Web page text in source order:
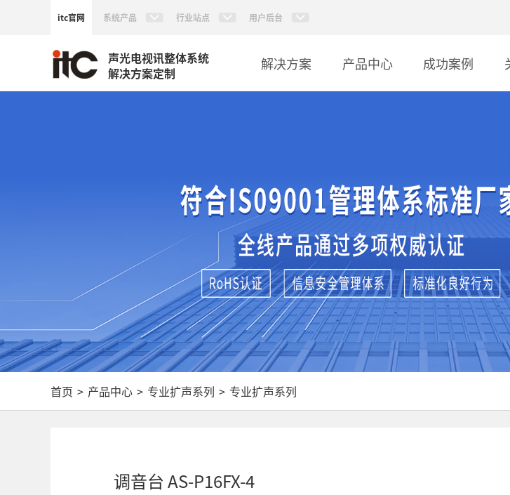
itc官网 系统产品 行业站点 用户后台
声光电视讯整体系统
解决方案定制
解决方案 产品中心 成功案例
首页 > 产品中心 > 专业扩声系列 > 专业扩声系列
调音台 AS-P16FX-4